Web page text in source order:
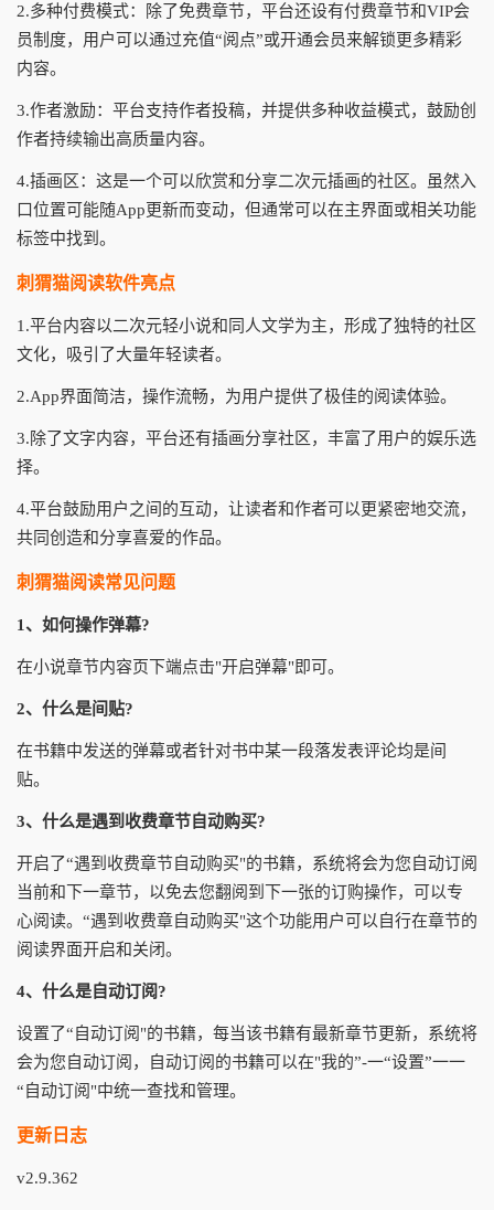
2.多种付费模式：除了免费章节，平台还设有付费章节和VIP会
员制度，用户可以通过充值“阅点”或开通会员来解锁更多精彩
内容。
3.作者激励：平台支持作者投稿，并提供多种收益模式，鼓励创
作者持续输出高质量内容。
4.插画区：这是一个可以欣赏和分享二次元插画的社区。虽然入
口位置可能随App更新而变动，但通常可以在主界面或相关功能
标签中找到。
刺猬猫阅读软件亮点
1.平台内容以二次元轻小说和同人文学为主，形成了独特的社区
文化，吸引了大量年轻读者。
2.App界面简洁，操作流畅，为用户提供了极佳的阅读体验。
3.除了文字内容，平台还有插画分享社区，丰富了用户的娱乐选
择。
4.平台鼓励用户之间的互动，让读者和作者可以更紧密地交流，
共同创造和分享喜爱的作品。
刺猬猫阅读常见问题
1、如何操作弹幕?
在小说章节内容页下端点击"开启弹幕"即可。
2、什么是间贴?
在书籍中发送的弹幕或者针对书中某一段落发表评论均是间
贴。
3、什么是遇到收费章节自动购买?
开启了“遇到收费章节自动购买"的书籍，系统将会为您自动订阅
当前和下一章节，以免去您翻阅到下一张的订购操作，可以专
心阅读。“遇到收费章自动购买"这个功能用户可以自行在章节的
阅读界面开启和关闭。
4、什么是自动订阅?
设置了“自动订阅"的书籍，每当该书籍有最新章节更新，系统将
会为您自动订阅，自动订阅的书籍可以在"我的”-一“设置”一一
“自动订阅"中统一查找和管理。
更新日志
v2.9.362